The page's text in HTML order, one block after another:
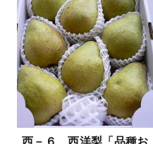
西－６ 西洋梨「品種お